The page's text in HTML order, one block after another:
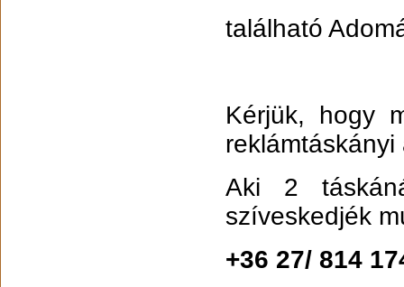
található
Kérjük, hogy
Aki 2
szíveskedjék
+36 27/ 814